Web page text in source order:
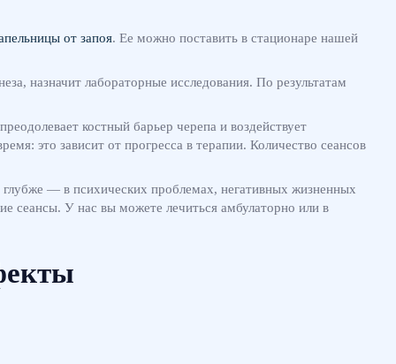
от запоя. Ее можно поставить в стационаре нашей
назначит лабораторные исследования. По результатам
костный барьер черепа и воздействует
это зависит от прогресса в терапии. Количество сеансов
— в психических проблемах, негативных жизненных
сеансы. У нас вы можете лечиться амбулаторно или в